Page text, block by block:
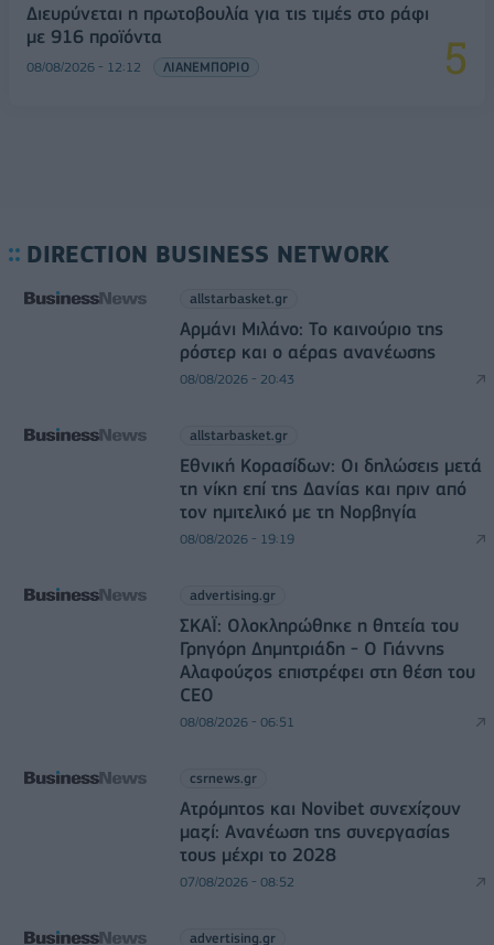
Διευρύνεται η πρωτοβουλία για τις τιμές στο ράφι
με 916 προϊόντα
08/08/2026 - 12:12 ΛΙΑΝΕΜΠΟΡΙΟ
DIRECTION BUSINESS NETWORK
allstarbasket.gr
Αρμάνι Μιλάνο: Το καινούριο της
ρόστερ και ο αέρας ανανέωσης
08/08/2026 - 20:43
allstarbasket.gr
Εθνική Κορασίδων: Οι δηλώσεις μετά
τη νίκη επί της Δανίας και πριν από
τον ημιτελικό με τη Νορβηγία
08/08/2026 - 19:19
advertising.gr
ΣΚΑΪ: Ολοκληρώθηκε η θητεία του
Γρηγόρη Δημητριάδη - Ο Γιάννης
Αλαφούζος επιστρέφει στη θέση του
CEO
08/08/2026 - 06:51
csrnews.gr
Ατρόμητος και Novibet συνεχίζουν
μαζί: Ανανέωση της συνεργασίας
τους μέχρι το 2028
07/08/2026 - 08:52
advertising.gr